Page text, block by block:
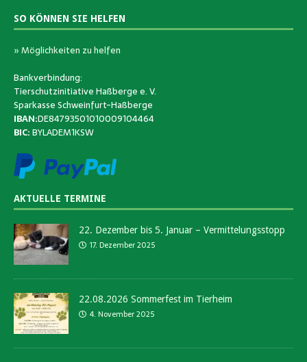
SO KÖNNEN SIE HELFEN
» Möglichkeiten zu helfen
Bankverbindung:
Tierschutzinitiative Haßberge e. V.
Sparkasse Schweinfurt-Haßberge
IBAN:DE84793501010009104464
BIC:BYLADEM1KSW
AKTUELLE TERMINE
22. Dezember bis 5. Januar – Vermittelungsstopp
17. Dezember 2025
22.08.2026 Sommerfest im Tierheim
4. November 2025